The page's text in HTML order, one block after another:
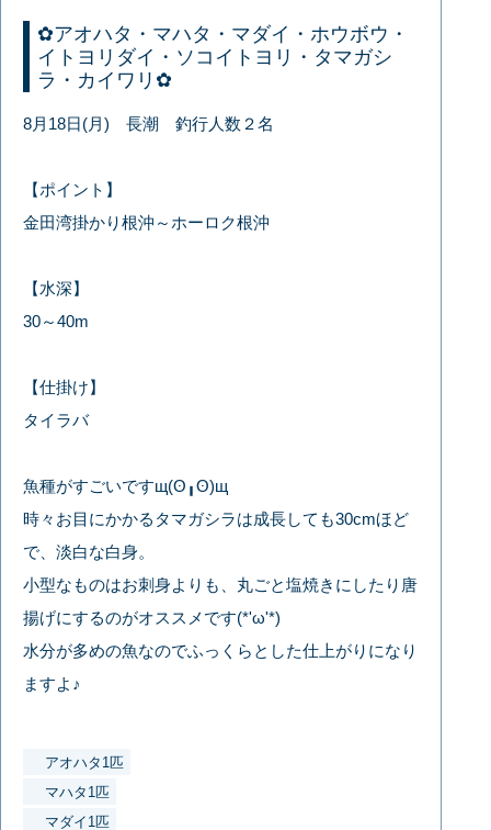
✿アオハタ・マハタ・マダイ・ホウボウ・
イトヨリダイ・ソコイトヨリ・タマガシ
ラ・カイワリ✿
8月18日(月) 長潮 釣行人数２名
【ポイント】
金田湾掛かり根沖～ホーロク根沖
【水深】
30～40m
【仕掛け】
タイラバ
魚種がすごいですщ(ʘ╻ʘ)щ
時々お目にかかるタマガシラは成長しても30cmほど
で、淡白な白身。
小型なものはお刺身よりも、丸ごと塩焼きにしたり唐
揚げにするのがオススメです(*'ω'*)
水分が多めの魚なのでふっくらとした仕上がりになり
ますよ♪
アオハタ1匹
マハタ1匹
マダイ1匹